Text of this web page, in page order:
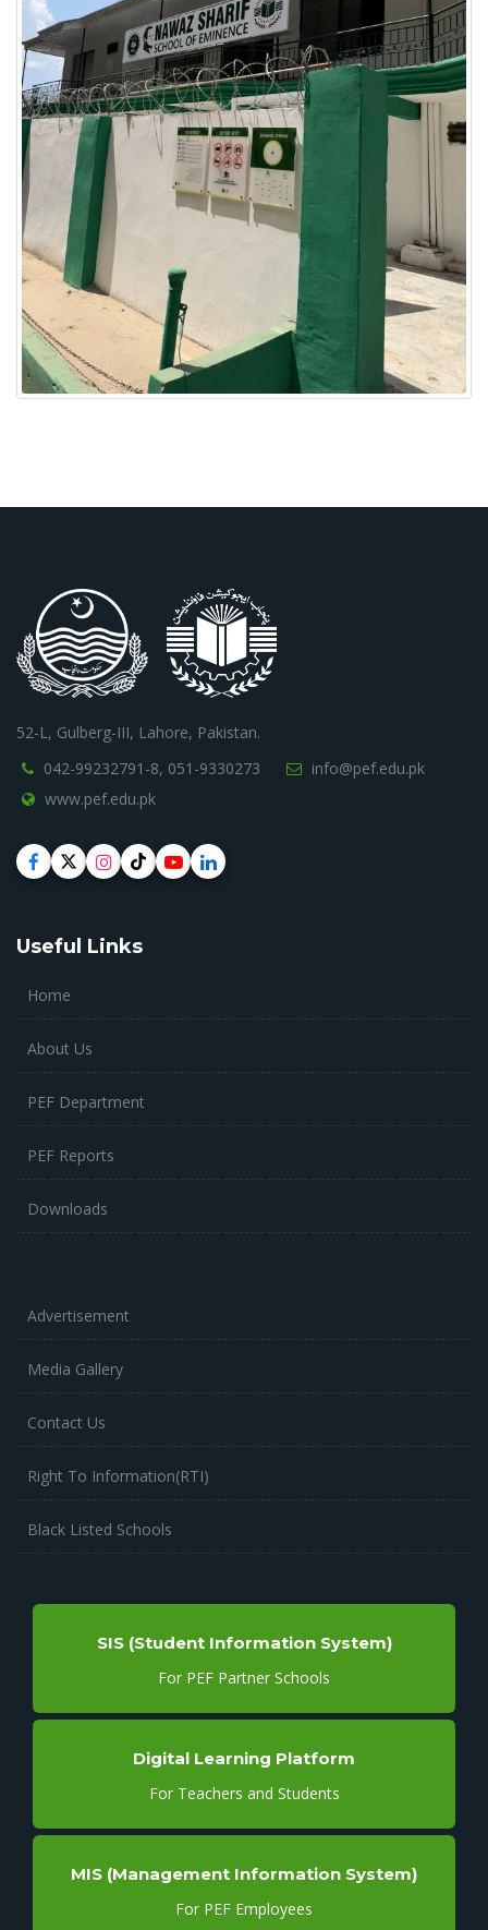
52-L, Gulberg-III, Lahore, Pakistan.
042-99232791-8, 051-9330273
info@pef.edu.pk
www.pef.edu.pk
Useful Links
Home
About Us
PEF Department
PEF Reports
Downloads
Advertisement
Media Gallery
Contact Us
Right To Information(RTI)
Black Listed Schools
SIS (Student Information System)
For PEF Partner Schools
Digital Learning Platform
For Teachers and Students
MIS (Management Information System)
For PEF Employees